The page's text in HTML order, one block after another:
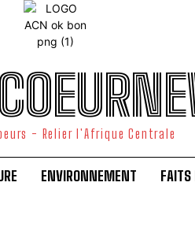
- Relier l'Afrique Centrale
ENVIRONNEMENT FAITS